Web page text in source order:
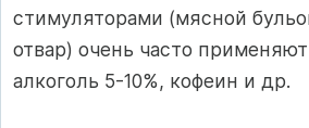
стимуляторами (мясной
отвар) очень часто
алкоголь 5-10%, кофеин и др.